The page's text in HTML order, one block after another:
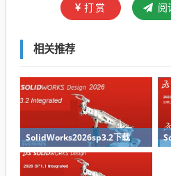
打赏 阅
相关推荐
SolidWorks2026sp3.2下载